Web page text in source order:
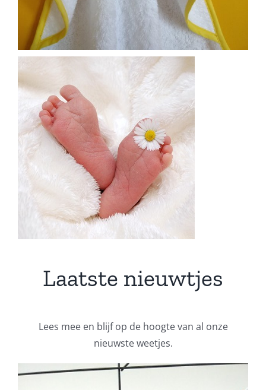
Laatste nieuwtjes
Lees mee en blijf op de hoogte van al onze
nieuwste weetjes.